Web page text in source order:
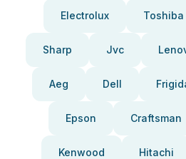
Electrolux Toshiba
Sharp Jvc
Aeg Dell
Epson Craftsman
Kenwood Hitachi